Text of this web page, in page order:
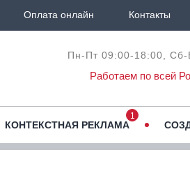
Оплата онлайн Контакты
Пн-Пт 09:00-18:00,Сб-
Работаем по всей
1
КОНТЕКСТНАЯ РЕКЛАМА